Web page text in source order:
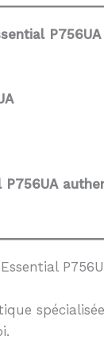
P756UA
P756UA
spécialisée